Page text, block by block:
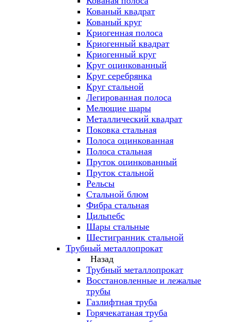
Кованый квадрат
Кованый круг
Криогенная полоса
Криогенный квадрат
Криогенный круг
Круг оцинкованный
Круг серебрянка
Круг стальной
Легированная полоса
Мелющие шары
Металлический квадрат
Поковка стальная
Полоса оцинкованная
Полоса стальная
Пруток оцинкованный
Пруток стальной
Рельсы
Стальной блюм
Фибра стальная
Цильпебс
Шары стальные
Шестигранник стальной
Трубный металлопрокат
Назад
Трубный металлопрокат
Восстановленные и лежалые
трубы
Газлифтная труба
Горячекатаная труба